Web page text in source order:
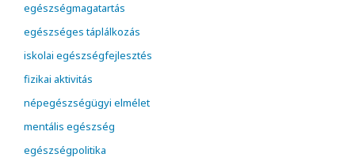
egészségmagatartás
egészséges táplálkozás
iskolai egészségfejlesztés
fizikai aktivitás
népegészségügyi elmélet
mentális egészség
egészségpolitika